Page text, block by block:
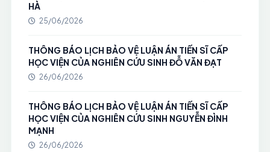
HÀ
25/06/2026
THÔNG BÁO LỊCH BẢO VỆ LUẬN ÁN TIẾN SĨ CẤP
HỌC VIỆN CỦA NGHIÊN CỨU SINH ĐỖ VĂN ĐẠT
26/06/2026
THÔNG BÁO LỊCH BẢO VỆ LUẬN ÁN TIẾN SĨ CẤP
HỌC VIỆN CỦA NGHIÊN CỨU SINH NGUYỄN ĐÌNH
MẠNH
26/06/2026